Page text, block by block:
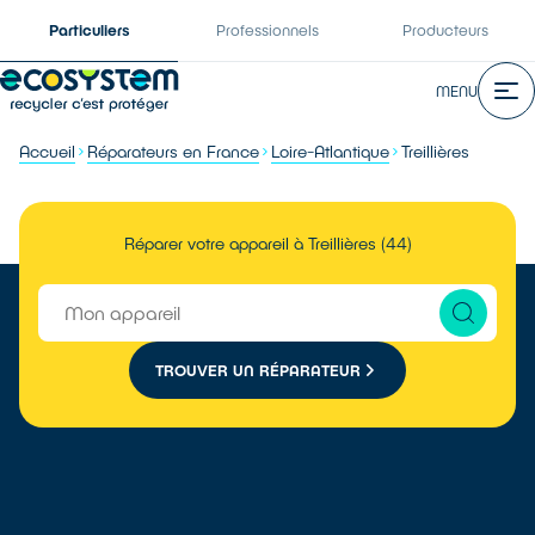
Particuliers Professionnels Producteurs
MENU
Accueil Réparateurs en France Loire-Atlantique Treillières
Réparer votre appareil à Treillières (44)
TROUVER UN RÉPARATEUR